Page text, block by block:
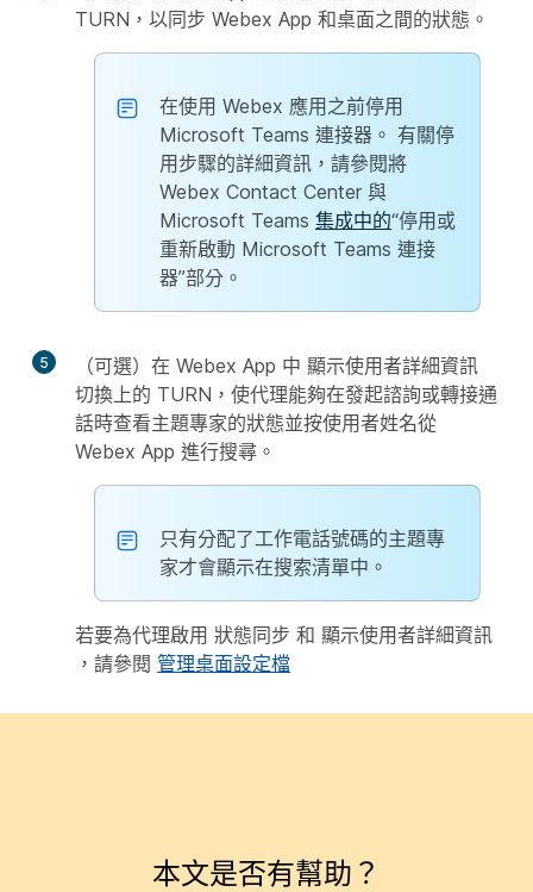
TURN，以同步 Webex App 和桌面之間的狀態。
在使用 Webex 應用之前停用
Microsoft Teams 連接器。 有關停
用步驟的詳細資訊，請參閱將
Webex Contact Center 與
Microsoft Teams 集成中的“停用或
重新啟動 Microsoft Teams 連接
器”部分。
5 （可選）在 Webex App 中 顯示使用者詳細資訊
切換上的 TURN，使代理能夠在發起諮詢或轉接通
話時查看主題專家的狀態並按使用者姓名從
Webex App 進行搜尋。
只有分配了工作電話號碼的主題專
家才會顯示在搜索清單中。
若要為代理啟用 狀態同步 和 顯示使用者詳細資訊
，請參閱 管理桌面設定檔
本文是否有幫助？